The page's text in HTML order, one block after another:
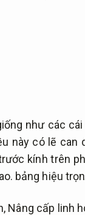
như các
này có lẽ can
kính trên
bảng hiệu
Nâng cấp linh